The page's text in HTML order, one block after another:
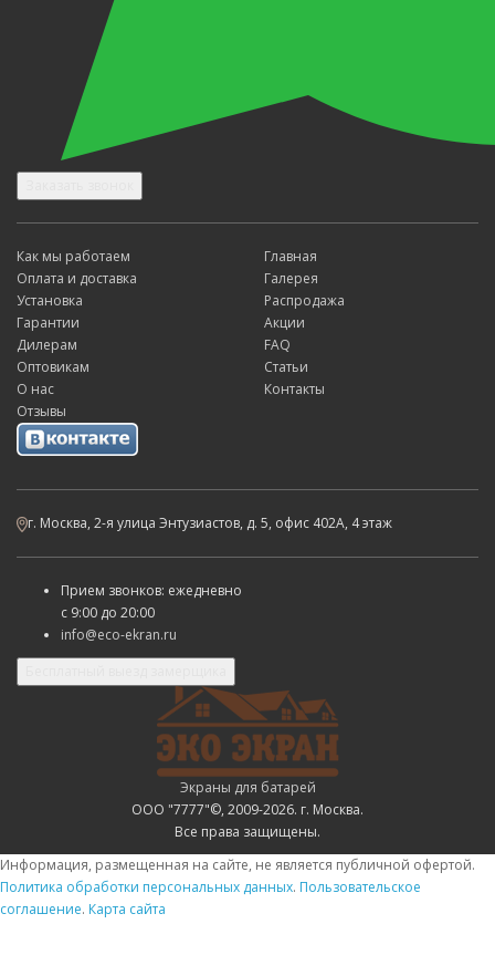
Как мы работаем
Оплата и доставка
Установка
Гарантии
Дилерам
Оптовикам
О нас
Отзывы
Главная
Галерея
Распродажа
Акции
FAQ
Статьи
Контакты
г. Москва, 2-я улица Энтузиастов, д. 5, офис 402А, 4 этаж
Прием звонков: ежедневно
с 9:00 до 20:00
info@eco-ekran.ru
Экраны для батарей
ООО "7777"©, 2009-2026. г. Москва.
Все права защищены.
Информация, размещенная на сайте, не является публичной офертой.
Политика обработки персональных данных. Пользовательское
соглашение. Карта сайта